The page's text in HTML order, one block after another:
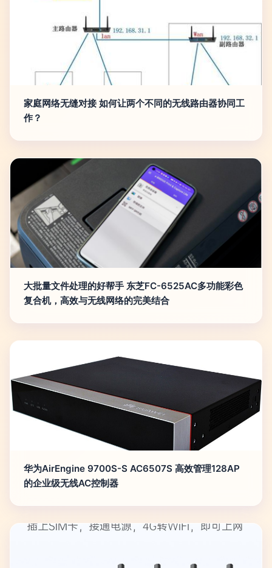
家庭网络无缝对接 如何让两个不同的无线路由器协同工
作？
大批量文件处理的好帮手 东芝FC-6525AC多功能彩色
复合机，高效与无线网络的完美结合
华为AirEngine 9700S-S AC6507S 高效管理128AP
的企业级无线AC控制器